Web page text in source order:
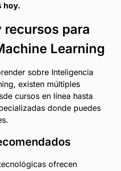
hoy.
recursos para
Learning
sobre Inteligencia
existen múltiples
cursos en línea hasta
donde puedes
ofrecen